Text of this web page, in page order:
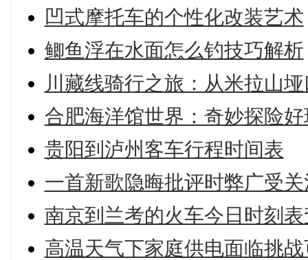
凹式摩托车的个性化改装艺术
鲫鱼浮在水面怎么钓技巧解析
川藏线骑行之旅：从米拉山
合肥海洋馆世界：奇妙探险
贵阳到泸州客车行程时间表
一首新歌隐晦批评时弊广受关
南京到兰考的火车今日时刻
高温天气下家庭供电面临挑